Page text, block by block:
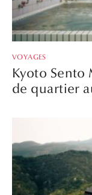
VOYAGES
Kyoto
de quartier